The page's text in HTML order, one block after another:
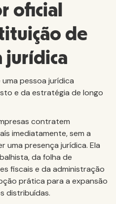
oficial
de
jurídica
pessoa jurídica
e da estratégia de longo
contratem
imediatamente, sem a
uma presença jurídica. Ela
da folha de
fiscais e da administração
prática para a expansão
distribuídas.